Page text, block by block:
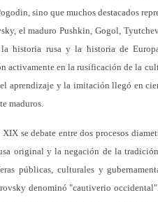
sino que muchos destacados
el maduro Pushkin, Gogol,
historia rusa y la historia de
activamente en la rusificación de la
aprendizaje y la imitación llegó en
maduros.
se debate entre dos procesos
original y la negación de la
públicas, culturales y
denominó "cautiverio